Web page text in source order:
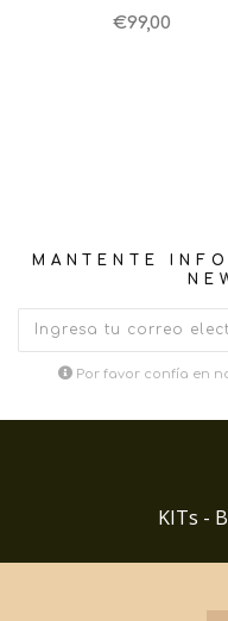
€99,00
MANTENTE
Por favor confía en
KITs -